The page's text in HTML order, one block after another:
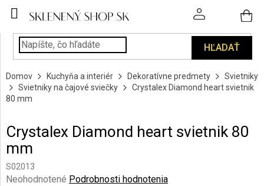
HĽADAŤ
POHÁRE
PODÁVANIE
NÁPOJOV
A
INTERIÉR
PERSONALIZOVANÉ
Domov Kuchyňa a interiér Dekoratívne predmety
Svietniky
Svietniky na čajové sviečky
Crystalex Diamond heart svietnik
80 mm
Crystalex Diamond heart svietnik 80
mm
S02013
Priemerné
Neohodnotené Podrobnosti hodnotenia